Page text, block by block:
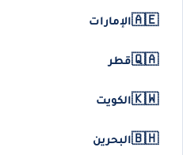
🇦🇪الإمارات
🇶🇦قطر
🇰🇼الكويت
🇧🇭البحرين